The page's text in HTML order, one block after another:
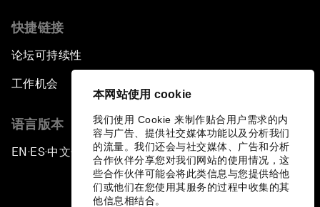
本网站使用 cookie
我们使用 Cookie 来制作贴合用户需求的内
容与广告、提供社交媒体功能以及分析我们
的流量。我们还会与社交媒体、广告和分析
合作伙伴分享您对我们网站的使用情况，这
些合作伙伴可能会将此类信息与您提供给他
们或他们在您使用其服务的过程中收集的其
他信息相结合。
快捷链接
论坛可持续性
工作机会
语言版本
EN ▪ES▪中文▪ 日本語